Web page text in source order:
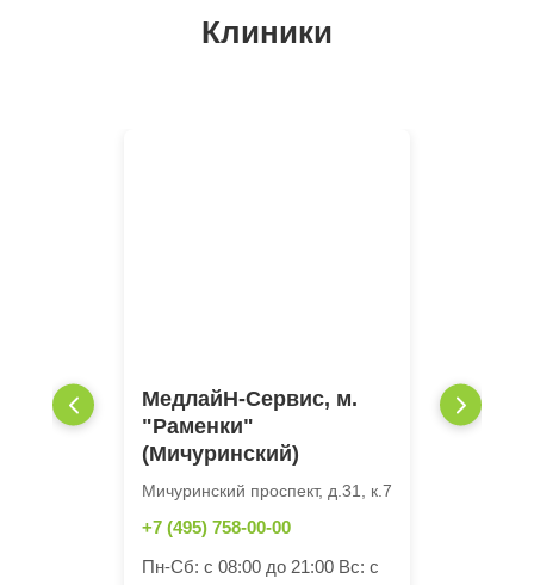
Клиники
МедлайН-Сервис, м.
"Раменки"
(Мичуринский)
Мичуринский проспект, д.31, к.7
+7 (495) 758-00-00
Пн-Сб: с 08:00 до 21:00 Вс: с